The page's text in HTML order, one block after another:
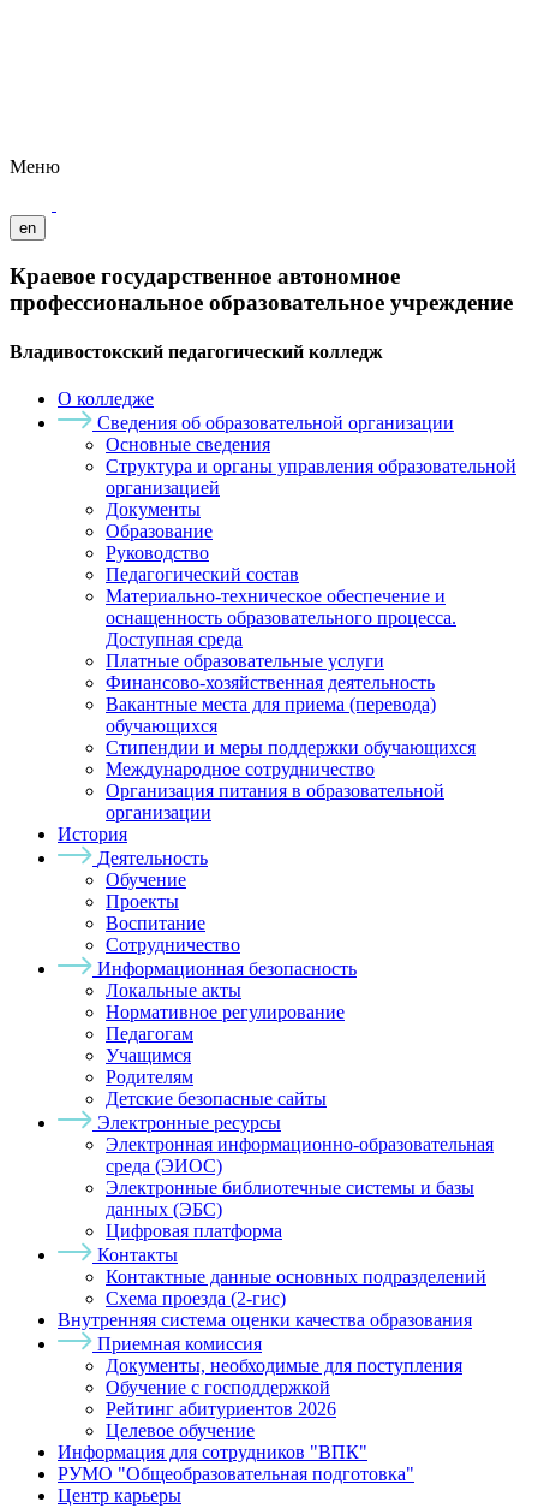
Меню
en
Краевое государственное автономное
профессиональное образовательное учреждение
Владивостокский педагогический колледж
О колледже
Сведения об образовательной организации
Основные сведения
Структура и органы управления образовательной
организацией
Документы
Образование
Руководство
Педагогический состав
Материально-техническое обеспечение и
оснащенность образовательного процесса.
Доступная среда
Платные образовательные услуги
Финансово-хозяйственная деятельность
Вакантные места для приема (перевода)
обучающихся
Стипендии и меры поддержки обучающихся
Международное сотрудничество
Организация питания в образовательной
организации
История
Деятельность
Обучение
Проекты
Воспитание
Сотрудничество
Информационная безопасность
Локальные акты
Нормативное регулирование
Педагогам
Учащимся
Родителям
Детские безопасные сайты
Электронные ресурсы
Электронная информационно-образовательная
среда (ЭИОС)
Электронные библиотечные системы и базы
данных (ЭБС)
Цифровая платформа
Контакты
Контактные данные основных подразделений
Схема проезда (2-гис)
Внутренняя система оценки качества образования
Приемная комиссия
Документы, необходимые для поступления
Обучение с господдержкой
Рейтинг абитуриентов 2026
Целевое обучение
Информация для сотрудников "ВПК"
РУМО "Общеобразовательная подготовка"
Центр карьеры